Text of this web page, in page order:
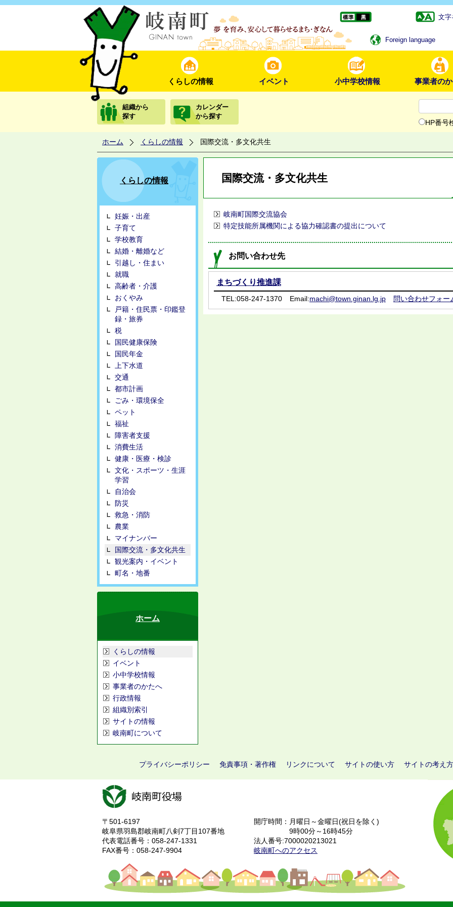
文字
Foreign language
くらしの情報 イベント 小中学校情報 事業者の
組織から
探す
カレンダー
から探す
HP番号
ホーム くらしの情報 国際交流・多文化共生
くらしの情報
妊娠・出産
子育て
学校教育
結婚・離婚など
引越し・住まい
就職
高齢者・介護
おくやみ
戸籍・住民票・印鑑登
録・旅券
税
国民健康保険
国民年金
上下水道
交通
都市計画
ごみ・環境保全
ペット
福祉
障害者支援
消費生活
健康・医療・検診
文化・スポーツ・生涯
学習
自治会
防災
救急・消防
農業
マイナンバー
国際交流・多文化共生
観光案内・イベント
町名・地番
ホーム
くらしの情報
イベント
小中学校情報
事業者のかたへ
行政情報
組織別索引
サイトの情報
岐南町について
国際交流・多文化共生
岐南町国際交流協会
特定技能所属機関による協力確認書の提出について
お問い合わせ先
まちづくり推進課
TEL:058-247-1370 Email:machi@town.ginan.lg.jp 問い合わせフォー
プライバシーポリシー 免責事項・著作権 リンクについて サイトの使い方 サイトの考え方
〒501-6197
岐阜県羽島郡岐南町八剣7丁目107番地
代表電話番号：058-247-1331
FAX番号：058-247-9904
開庁時間：月曜日～金曜日(祝日を除く)
9時00分～16時45分
法人番号:7000020213021
岐南町へのアクセス